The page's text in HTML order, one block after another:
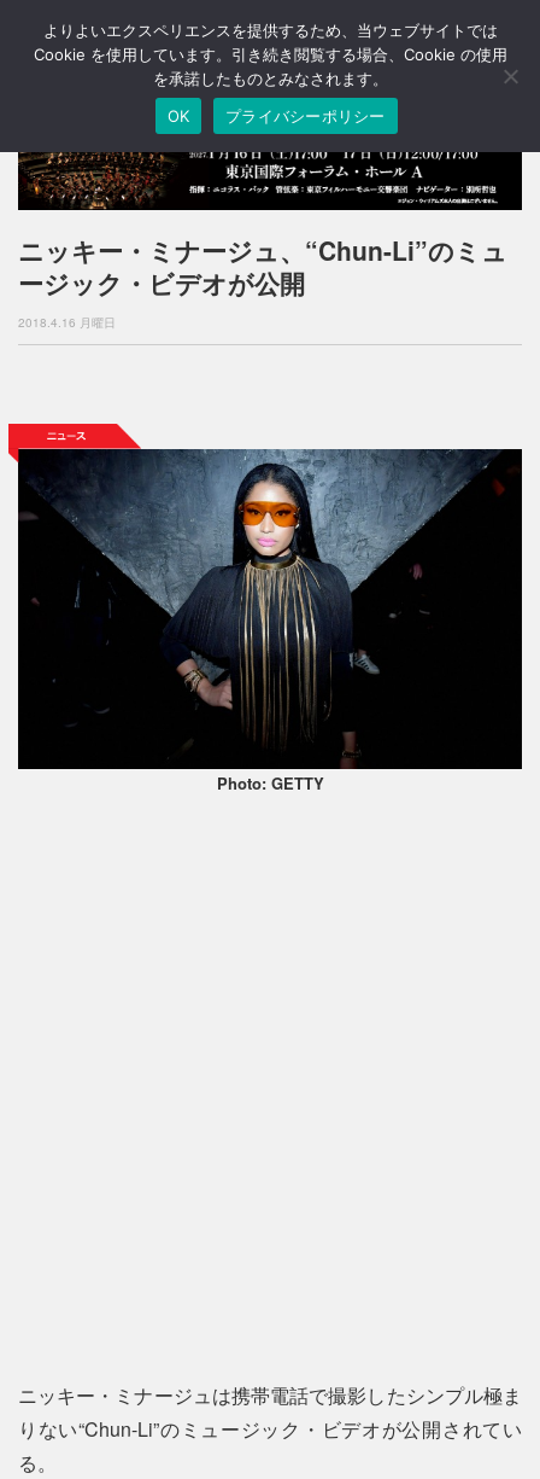
T
o
a
v
g
o
ニッキー・ミナージュ、“Chun-Li”のミュ
ージック・ビデオが公開
2018.4.16 月曜日
Photo: GETTY
ニッキー・ミナージュは携帯電話で撮影したシンプル極ま
りない“Chun-Li”のミュージック・ビデオが公開されてい
る。
よりよいエクスペリエンスを提供するため、当ウェブサイトでは
Cookie を使用しています。引き続き閲覧する場合、Cookie の使用
を承諾したものとみなされます。
OK
プライバシーポリシー